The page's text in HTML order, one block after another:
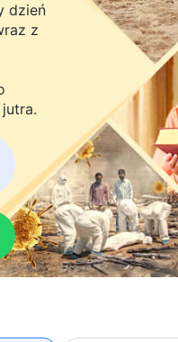
dzień
z